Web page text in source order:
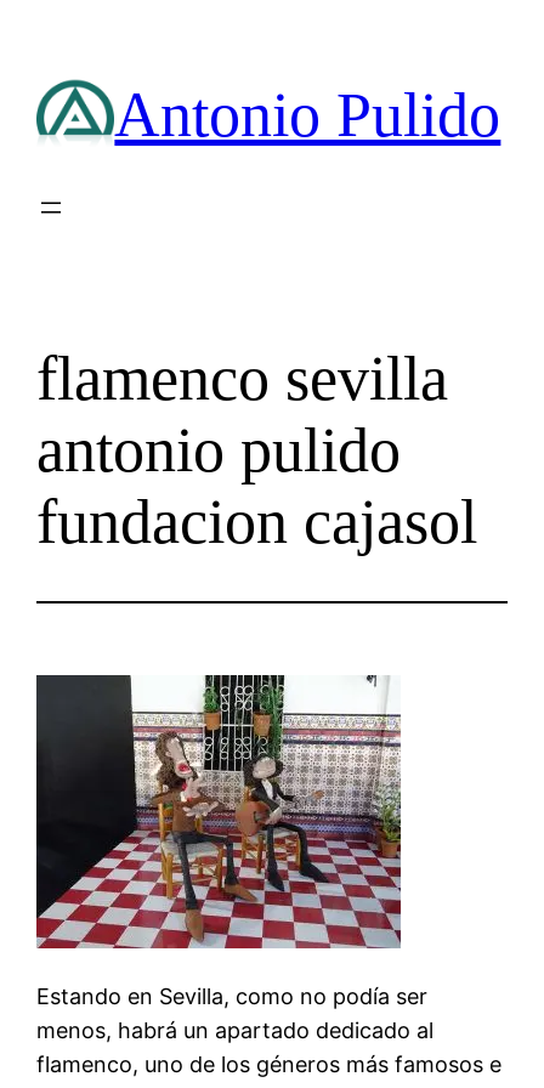
contenido Antonio Pulido
flamenco sevilla
antonio pulido
fundacion cajasol
Estando en Sevilla, como no podía ser
menos, habrá un apartado dedicado al
flamenco, uno de los géneros más famosos e